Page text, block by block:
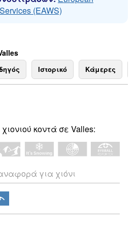
(EAWS)
Ιστορικό Κάμερες
κοντά σε Valles:
για χιόνι